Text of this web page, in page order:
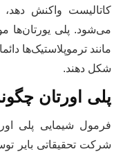
کاتالیست واکنش دهد،
می‌شود. پلی یورتان‌ها
مانند ترموپلاستیک‌ها
شکل دهند.
پلی اورتان